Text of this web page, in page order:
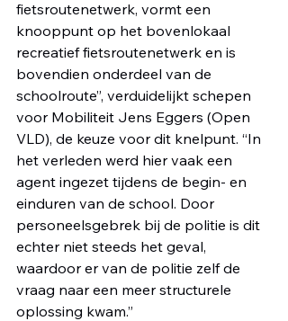
fietsroutenetwerk, vormt een
knooppunt op het bovenlokaal
recreatief fietsroutenetwerk en is
bovendien onderdeel van de
schoolroute”, verduidelijkt schepen
voor Mobiliteit Jens Eggers (Open
VLD), de keuze voor dit knelpunt. “In
het verleden werd hier vaak een
agent ingezet tijdens de begin- en
einduren van de school. Door
personeelsgebrek bij de politie is dit
echter niet steeds het geval,
waardoor er van de politie zelf de
vraag naar een meer structurele
oplossing kwam.”